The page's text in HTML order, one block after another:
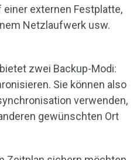
externen Festplatte,
Netzlaufwerk usw.
zwei Backup-Modi:
Sie können also
verwenden,
gewünschten Ort